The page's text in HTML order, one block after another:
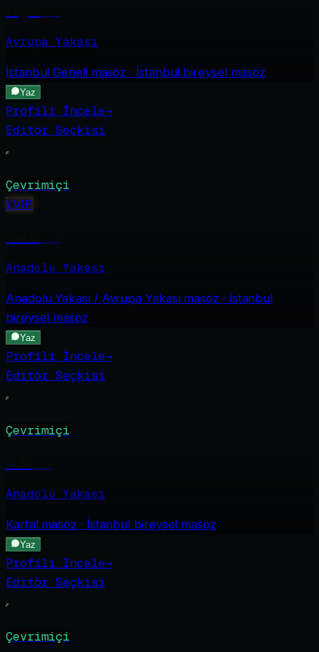
Avrupa Yakası
İstanbul Genelimasöz · İstanbul bireysel masöz
Yaz
Profili İncele→
Editör Seçkisi
Çevrimiçi
VVIP
Anadolu Yakası
Anadolu Yakası / Avrupa Yakasımasöz · İstanbul
bireysel masöz
Yaz
Profili İncele→
Editör Seçkisi
Çevrimiçi
Anadolu Yakası
Kartalmasöz · İstanbul bireysel masöz
Yaz
Profili İncele→
Editör Seçkisi
Çevrimiçi